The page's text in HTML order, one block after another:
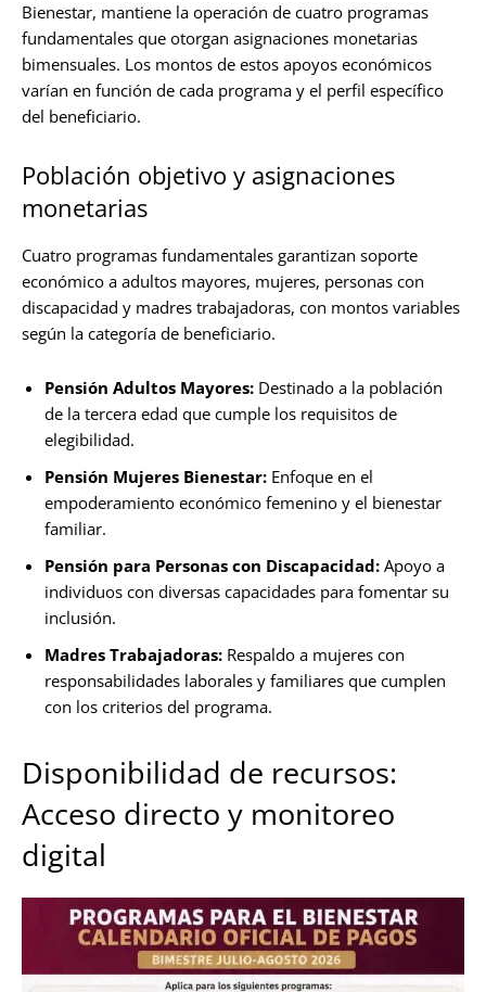
Bienestar, mantiene la operación de cuatro programas
fundamentales que otorgan asignaciones monetarias
bimensuales. Los montos de estos apoyos económicos
varían en función de cada programa y el perfil específico
del beneficiario.
Población objetivo y asignaciones
monetarias
Cuatro programas fundamentales garantizan soporte
económico a adultos mayores, mujeres, personas con
discapacidad y madres trabajadoras, con montos variables
según la categoría de beneficiario.
Pensión Adultos Mayores: Destinado a la población
de la tercera edad que cumple los requisitos de
elegibilidad.
Pensión Mujeres Bienestar: Enfoque en el
empoderamiento económico femenino y el bienestar
familiar.
Pensión para Personas con Discapacidad: Apoyo a
individuos con diversas capacidades para fomentar su
inclusión.
Madres Trabajadoras: Respaldo a mujeres con
responsabilidades laborales y familiares que cumplen
con los criterios del programa.
Disponibilidad de recursos:
Acceso directo y monitoreo
digital